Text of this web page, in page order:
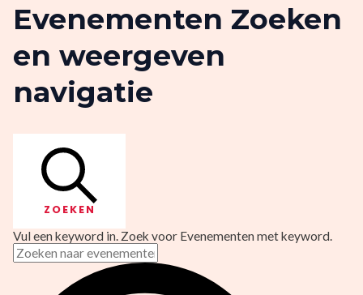
Evenementen Zoeken
en weergeven
navigatie
ZOEKEN
Vul een keyword in. Zoek voor Evenementen met keyword.